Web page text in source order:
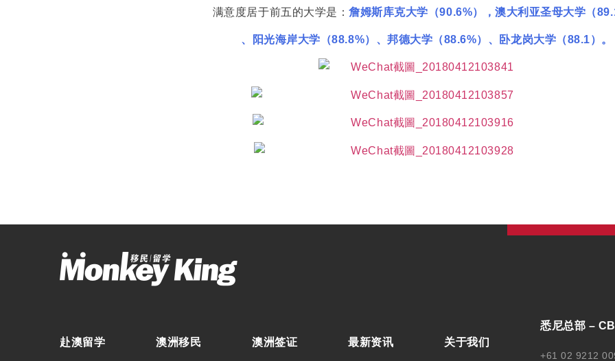
满意度居于前五的大学是：詹姆斯库克大学（90.6%），澳大利亚圣母大学（
、阳光海岸大学（88.8%）、邦德大学（88.6%）、卧龙岗大学（88.1）。
赴澳留学 澳洲移民 澳洲签证 最新资讯 关于我们
悉尼总部 –
+61 02 9212